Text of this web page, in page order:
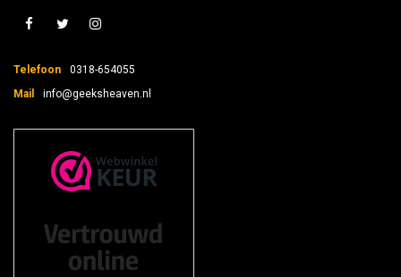
Telefoon
0318-654055
Mail
info@geeksheaven.nl